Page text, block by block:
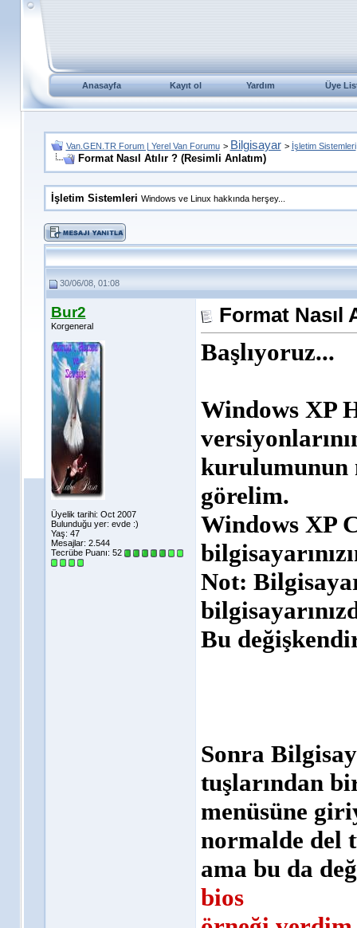
Anasayfa Kayıt ol Yardım Üye
Van.GEN.TR Forum | Yerel Van Forumu > Bilgisayar > İşletim Sistemleri
Format Nasıl Atılır ? (Resimli Anlatım)
İşletim Sistemleri Windows ve Linux hakkında herşey...
30/06/08, 01:08
Bur2
Korgeneral
Üyelik tarihi: Oct 2007
Bulunduğu yer: evde :)
Yaş: 47
Mesajlar: 2.544
Tecrübe Puanı: 52
Format Nasıl
Başlıyoruz...
Windows XP
kurulumunun
görelim.
Windows XP
Not:
Bu
Sonra
tuşlarından
menüsüne
normalde del
ama bu da
bios